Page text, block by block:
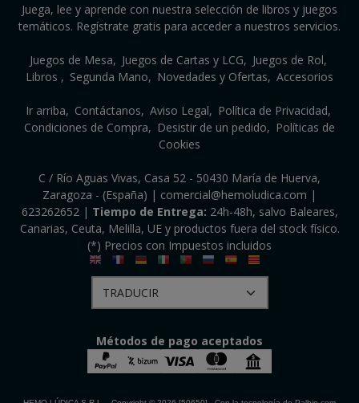
Juega, lee y aprende con nuestra selección de libros y juegos
temáticos. Regístrate gratis para acceder a nuestros servicios.
Juegos de Mesa Juegos de Cartas y LCG
Juegos de Rol
Libros
Segunda Mano Novedades y Ofertas Accesorios
Ir arriba Contáctanos Aviso Legal
Política de Privacidad
Condiciones de Compra
Desistir de un pedido
Políticas de
Cookies
C / Río Aguas Vivas, Casa 52 - 50430 María de Huerva,
Zaragoza - (España) | comercial@hemoludica.com |
623262652| Tiempo de Entrega: 24h-48h, salvo Baleares,
Canarias, Ceuta, Melilla, UE y productos fuera del stock físico.
(*) Precios con Impuestos incluidos
Métodos de pago aceptados